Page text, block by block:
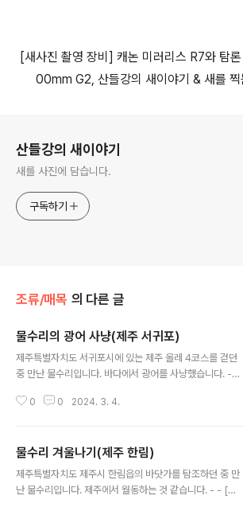
[새사진 촬영 장비 ] 캐논 미러리스 R7와 탐
00mm G2, 산들강의 새이야기 & 새를
산들강의 새이야기
새를 사진에 담습니다.
구독하기
조류/매목 의 다른 글
물수리의 광어 사냥(제주 서귀포)
제주특별자치도 서귀포시에 있는 제주 올레 4코스를 걷던
중 만난 물수리입니다. 바다에서 광어를 사냥했습니다. - -
150-600mm G2, 산들강의 새이야기 & 새를 찍는 남자
0 0 2024. 3. 4.
물수리 겨울나기(제주 한림)
제주특별자치도 제주시 한림읍의 바닷가를 탐조하던 중 만
난 물수리입니다. 제주에서 월동하는 것 같습니다. - - [새